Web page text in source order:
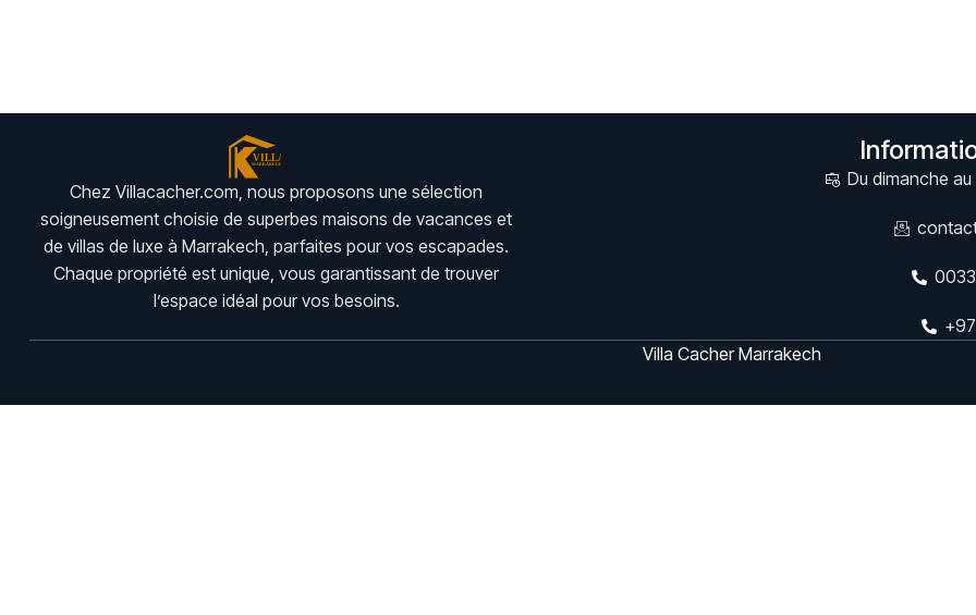
Chez Villacacher.com, nous proposons une sélection
soigneusement choisie de superbes maisons de vacances et
de villas de luxe à Marrakech, parfaites pour vos escapades.
Chaque propriété est unique, vous garantissant de trouver
l’espace idéal pour vos besoins.
Du dimanche
Villa Cacher Marrakech